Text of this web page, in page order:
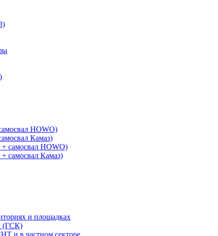
HOWO)
Камаз)
самосвал HOWO)
самосвал Камаз)
и площадках
(ГСК)
и в частном секторе